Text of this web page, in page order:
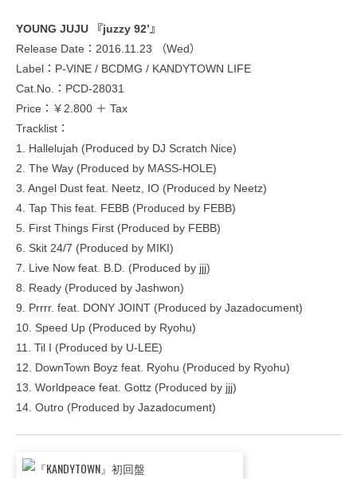
YOUNG JUJU 『juzzy 92’』
Release Date：2016.11.23 （Wed）
Label：P-VINE / BCDMG / KANDYTOWN LIFE
Cat.No.：PCD-28031
Price：￥2.800 ＋ Tax
Tracklist：
1. Hallelujah (Produced by DJ Scratch Nice)
2. The Way (Produced by MASS-HOLE)
3. Angel Dust feat. Neetz, IO (Produced by Neetz)
4. Tap This feat. FEBB (Produced by FEBB)
5. First Things First (Produced by FEBB)
6. Skit 24/7 (Produced by MIKI)
7. Live Now feat. B.D. (Produced by jjj)
8. Ready (Produced by Jashwon)
9. Prrrr. feat. DONY JOINT (Produced by Jazadocument)
10. Speed Up (Produced by Ryohu)
11. Til I (Produced by U-LEE)
12. DownTown Boyz feat. Ryohu (Produced by Ryohu)
13. Worldpeace feat. Gottz (Produced by jjj)
14. Outro (Produced by Jazadocument)